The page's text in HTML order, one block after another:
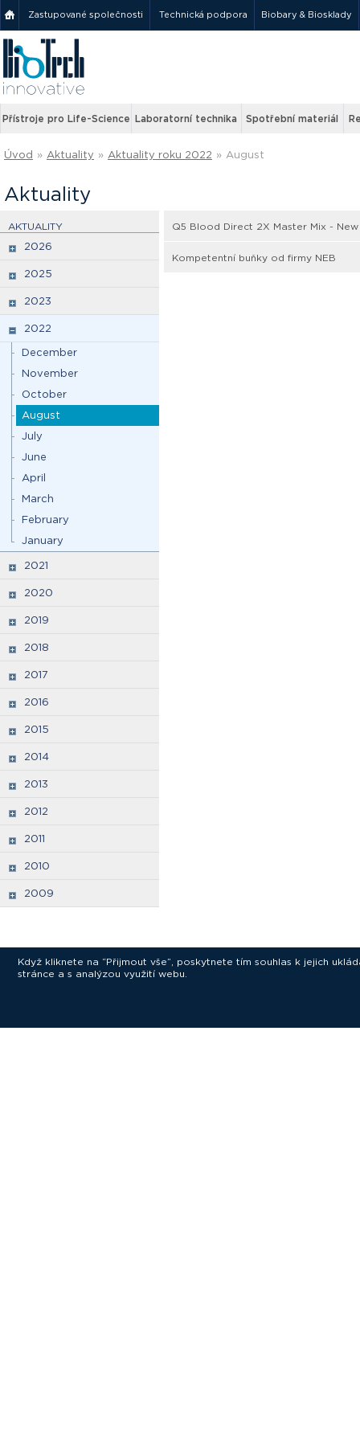
Zastupované společnosti Technická podpora Biobary & Biosklady
Přístroje pro Life-Science Laboratorní technika Spotřební materiál
Úvod » Aktuality » Aktuality roku 2022 » August
Aktuality
AKTUALITY
2026
2025
2023
2022
December
November
October
August
July
June
April
March
February
January
2021
2020
2019
2018
2017
2016
2015
2014
2013
2012
2011
2010
2009
Q5 Blood Direct 2X Master Mix -
Kompetentní buňky od firmy NEB
Když kliknete na “Přijmout vše”, poskytnete tím souhlas k jejich
stránce a s analýzou využití webu.